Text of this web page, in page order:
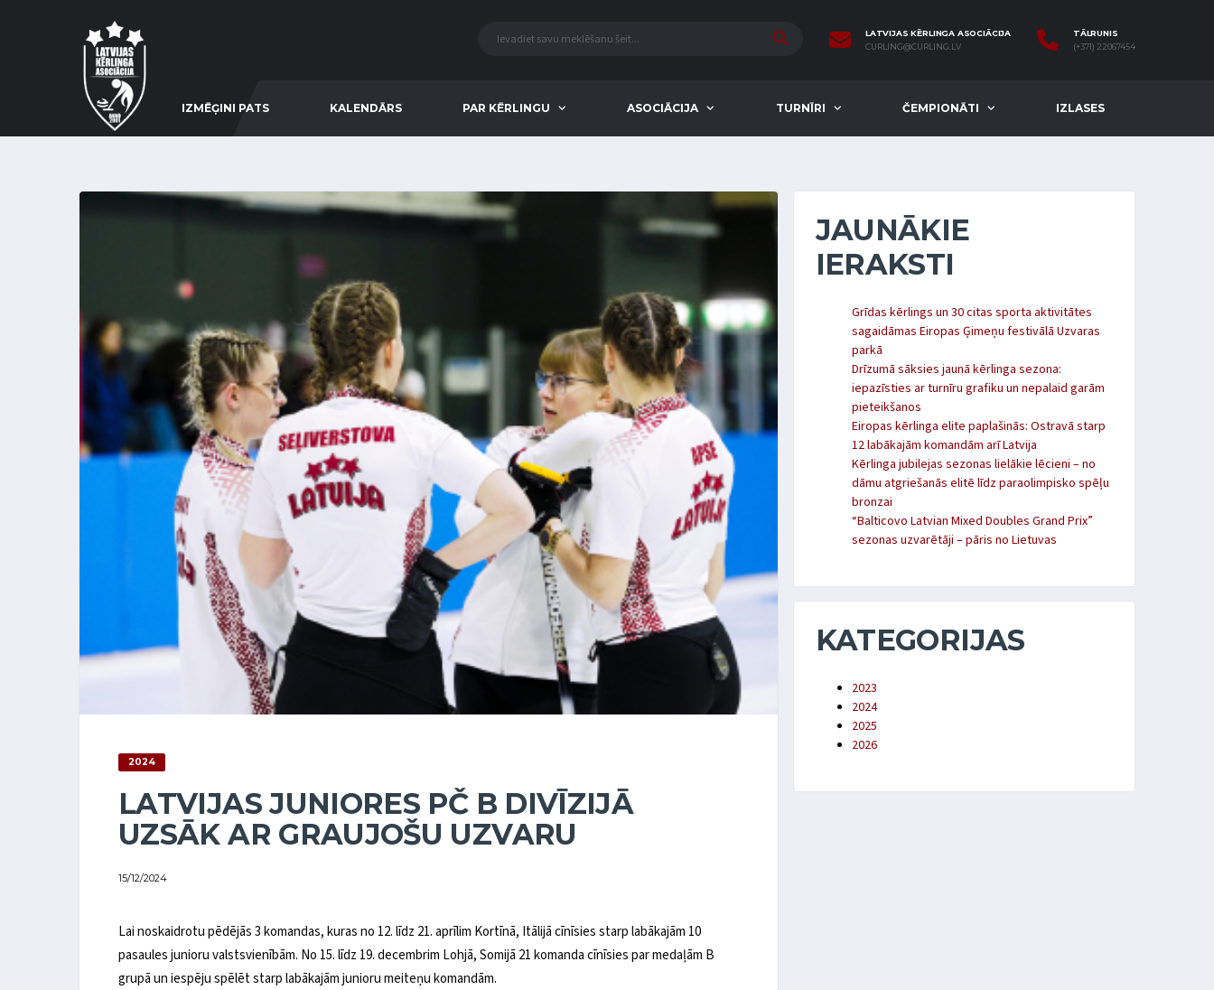
LATVIJAS KĒRLINGA ASOCIĀCIJA
CURLING@CURLING.LV
TĀLRUNIS
(+371) 22067454
IZMĒĢINI PATS KALENDĀRS PAR KĒRLINGU ASOCIĀCIJA TURNĪRI ČEMPIONĀTI IZLASES
2024
LATVIJAS JUNIORES PČ B DIVĪZIJĀ
UZSĀK AR GRAUJOŠU UZVARU
15/12/2024
Lai noskaidrotu pēdējās 3 komandas, kuras no 12. līdz 21. aprīlim Kortīnā, Itālijā cīnīsies starp labākajām 10
pasaules junioru valstsvienībām. No 15. līdz 19. decembrim Lohjā, Somijā 21 komanda cīnīsies par medaļām B
grupā un iespēju spēlēt starp labākajām junioru meiteņu komandām.
JAUNĀKIE
IERAKSTI
Grīdas kērlings un 30 citas sporta aktivitātes
sagaidāmas Eiropas Ģimeņu festivālā Uzvaras
parkā
Drīzumā sāksies jaunā kērlinga sezona:
iepazīsties ar turnīru grafiku un nepalaid garām
pieteikšanos
Eiropas kērlinga elite paplašinās: Ostravā starp
12 labākajām komandām arī Latvija
Kērlinga jubilejas sezonas lielākie lēcieni – no
dāmu atgriešanās elitē līdz paraolimpisko spēļu
bronzai
“Balticovo Latvian Mixed Doubles Grand Prix”
sezonas uzvarētāji – pāris no Lietuvas
KATEGORIJAS
2023
2024
2025
2026